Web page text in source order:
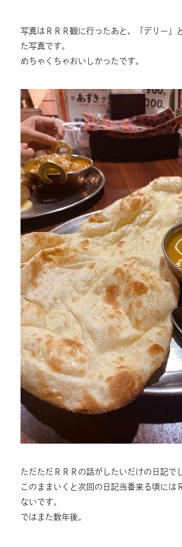
写真はＲＲＲ観に行ったあと、「デリー」
た写真です。
めちゃくちゃおいしかったです。
ただただＲＲＲの話がしたいだけの日記で
このままいくと次回の日記当番来る頃に
ないです。
ではまた数年後。